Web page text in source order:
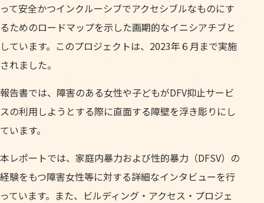
って安全かつインクルーシブでアクセシブルなものにす
るためのロードマップを示した画期的なイニシアチブと
しています。このプロジェクトは、2023年６月まで実施
されました。
報告書では、障害のある女性や子どもがDFV抑止サービ
スの利用しようとする際に直面する障壁を浮き彫りにし
ています。
本レポートでは、家庭内暴力および性的暴力（DFSV）の
経験をもつ障害女性等に対する詳細なインタビューを行
っています。また、ビルディング・アクセス・プロジェ